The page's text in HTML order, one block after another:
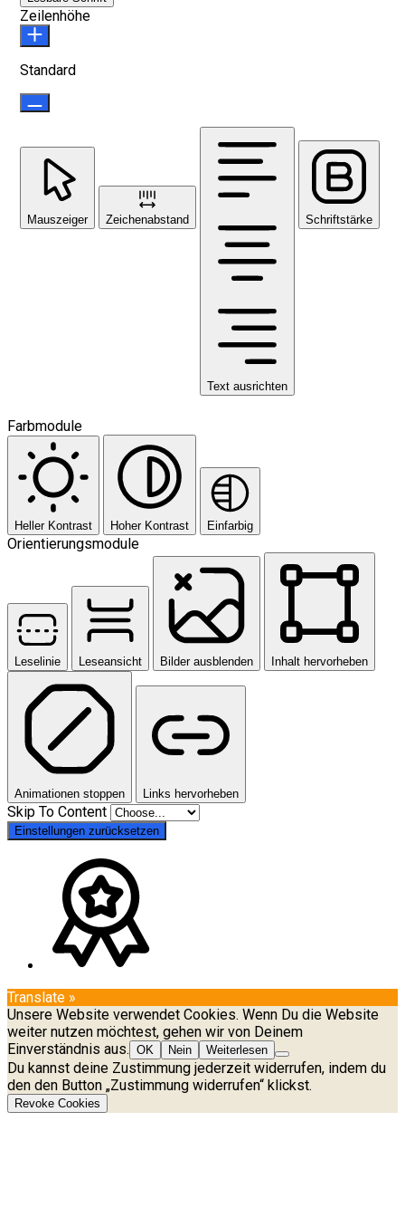
Zeilenhöhe
Standard
Mauszeiger Zeichenabstand
Text ausrichten
Schriftstärke
Farbmodule
Heller Kontrast Hoher Kontrast Einfarbig
Orientierungsmodule
Leselinie Leseansicht Bilder ausblenden Inhalt hervorheben
Animationen stoppen Links hervorheben
Skip To Content
Einstellungen zurücksetzen
Translate »
Unsere Website verwendet Cookies. Wenn Du die Website
weiter nutzen möchtest, gehen wir von Deinem
Einverständnis aus. OK Nein Weiterlesen
Du kannst deine Zustimmung jederzeit widerrufen, indem du
den den Button „Zustimmung widerrufen“ klickst.
Revoke Cookies